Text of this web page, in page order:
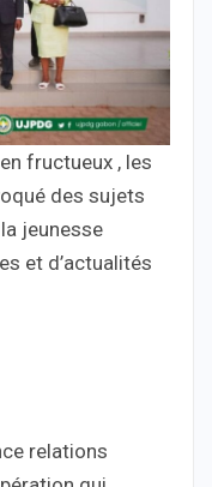
fructueux , les
des sujets
jeunesse
et d’actualités
relations